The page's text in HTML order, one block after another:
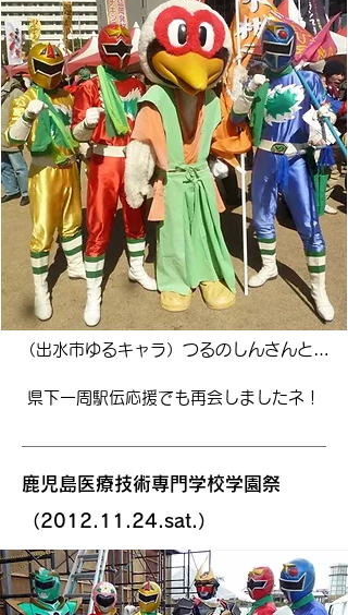
（出水市ゆるキャラ）つるのしんさんと…
​県下一周駅伝応援でも再会しましたネ！
鹿児島医療技術専門学校学園祭
（2012.11.24.sat.）